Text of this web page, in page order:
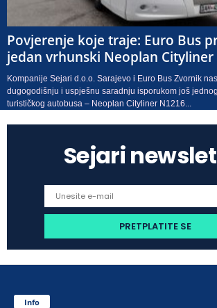
Povjerenje koje traje: Euro Bus
jedan vrhunski Neoplan Cityliner
Kompanije Sejari d.o.o. Sarajevo i Euro Bus Zvornik
dugogodišnju i uspješnu saradnju isporukom još
turističkog autobusa – Neoplan Cityliner N1216...
Sejari
Info